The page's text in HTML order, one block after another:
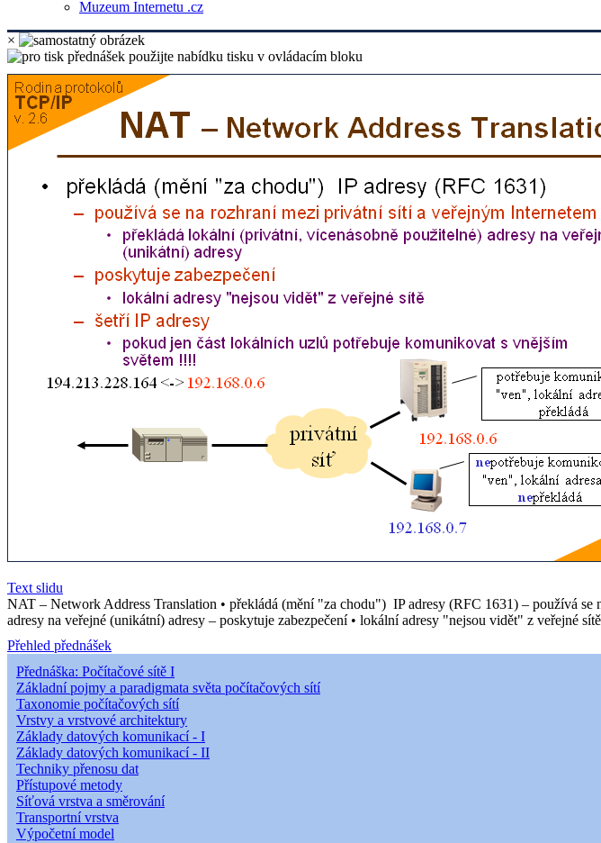
Muzeum Internetu .cz
×
Text slidu
NAT – Network Address Translation • překládá (mění "za chodu") IP adresy (RFC 1631) – používá
adresy na veřejné (unikátní) adresy – poskytuje zabezpečení • lokální adresy "nejsou vidět" z veřejné
Přehled přednášek
Přednáška: Počítačové sítě I
Základní pojmy a paradigmata světa počítačových sítí
Taxonomie počítačových sítí
Vrstvy a vrstvové architektury
Základy datových komunikací - I
Základy datových komunikací - II
Techniky přenosu dat
Přístupové metody
Síťová vrstva a směrování
Transportní vrstva
Výpočetní model